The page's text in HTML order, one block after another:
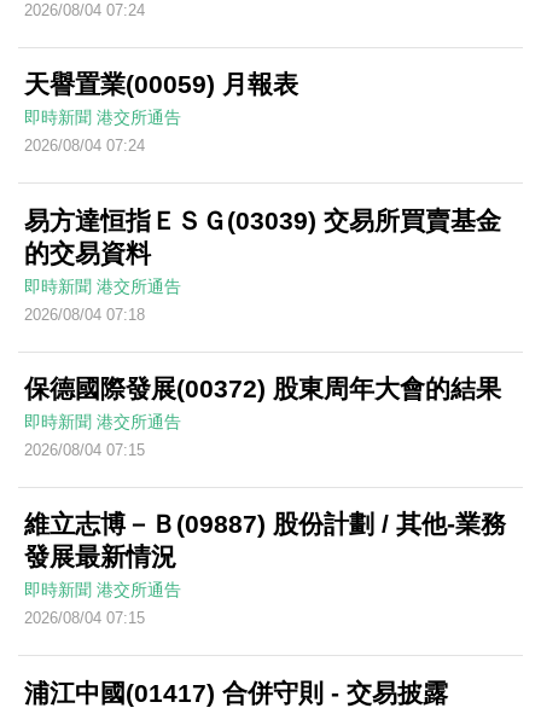
2026/08/04 07:24
天譽置業(00059) 月報表
即時新聞 港交所通告
2026/08/04 07:24
易方達恒指ＥＳＧ(03039) 交易所買賣基金
的交易資料
即時新聞 港交所通告
2026/08/04 07:18
保德國際發展(00372) 股東周年大會的結果
即時新聞 港交所通告
2026/08/04 07:15
維立志博－Ｂ(09887) 股份計劃 / 其他-業務
發展最新情況
即時新聞 港交所通告
2026/08/04 07:15
浦江中國(01417) 合併守則 - 交易披露